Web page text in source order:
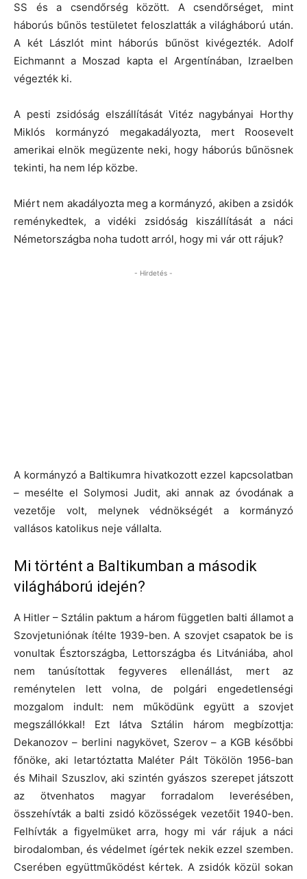
SS és a csendőrség között. A csendőrséget, mint
háborús bűnös testületet feloszlatták a világháború után.
A két Lászlót mint háborús bűnöst kivégezték. Adolf
Eichmannt a Moszad kapta el Argentínában, Izraelben
végezték ki.
A pesti zsidóság elszállítását Vitéz nagybányai Horthy
Miklós kormányzó megakadályozta, mert Roosevelt
amerikai elnök megüzente neki, hogy háborús bűnösnek
tekinti, ha nem lép közbe.
Miért nem akadályozta meg a kormányzó, akiben a zsidók
reménykedtek, a vidéki zsidóság kiszállítását a náci
Németországba noha tudott arról, hogy mi vár ott rájuk?
- Hirdetés -
A kormányzó a Baltikumra hivatkozott ezzel kapcsolatban
– mesélte el Solymosi Judit, aki annak az óvodának a
vezetője volt, melynek védnökségét a kormányzó
vallásos katolikus neje vállalta.
Mi történt a Baltikumban a második
világháború idején?
A Hitler – Sztálin paktum a három független balti államot a
Szovjetuniónak ítélte 1939-ben. A szovjet csapatok be is
vonultak Észtországba, Lettországba és Litvániába, ahol
nem tanúsítottak fegyveres ellenállást, mert az
reménytelen lett volna, de polgári engedetlenségi
mozgalom indult: nem működünk együtt a szovjet
megszállókkal! Ezt látva Sztálin három megbízottja:
Dekanozov – berlini nagykövet, Szerov – a KGB későbbi
főnöke, aki letartóztatta Maléter Pált Tökölön 1956-ban
és Mihail Szuszlov, aki szintén gyászos szerepet játszott
az ötvenhatos magyar forradalom leverésében,
összehívták a balti zsidó közösségek vezetőit 1940-ben.
Felhívták a figyelmüket arra, hogy mi vár rájuk a náci
birodalomban, és védelmet ígértek nekik ezzel szemben.
Cserében együttműködést kértek. A zsidók közül sokan